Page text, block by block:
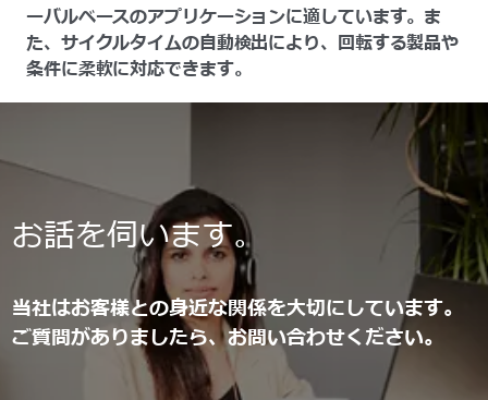
ーバルベースのアプリケーションに適しています。ま
た、サイクルタイムの自動検出により、回転する製品や
条件に柔軟に対応できます。
お話を伺います。
当社はお客様との身近な関係を大切にしています。
ご質問がありましたら、お問い合わせください。